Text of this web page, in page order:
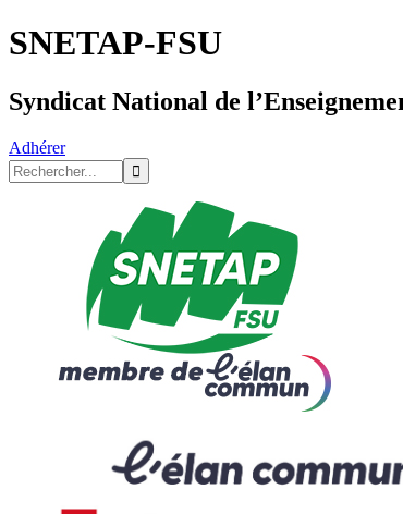
SNETAP-FSU
Syndicat National de
Adhérer